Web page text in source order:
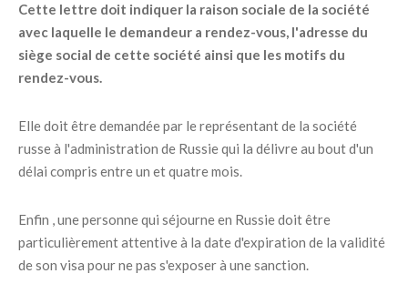
Cette lettre doit indiquer la raison sociale de la société
avec laquelle le demandeur a rendez-vous, l'adresse du
siège social de cette société ainsi que les motifs du
rendez-vous.
Elle doit être demandée par le représentant de la société
russe à l'administration de Russie qui la délivre au bout d'un
délai compris entre un et quatre mois.
Enfin , une personne qui séjourne en Russie doit être
particulièrement attentive à la date d'expiration de la validité
de son visa pour ne pas s'exposer à une sanction.